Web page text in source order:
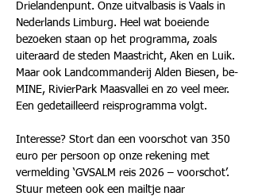
Drielandenpunt. Onze uitvalbasis is Vaals in
Nederlands Limburg. Heel wat boeiende
bezoeken staan op het programma, zoals
uiteraard de steden Maastricht, Aken en Luik.
Maar ook Landcommanderij Alden Biesen, be-
MINE, RivierPark Maasvallei en zo veel meer.
Een gedetailleerd reisprogramma volgt.
Interesse? Stort dan een voorschot van 350
euro per persoon op onze rekening met
vermelding ‘GVSALM reis 2026 – voorschot’.
Stuur meteen ook een mailtje naar